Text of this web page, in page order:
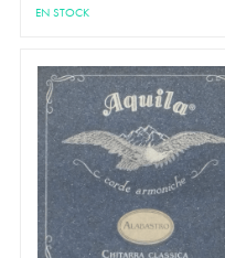
EN STOCK